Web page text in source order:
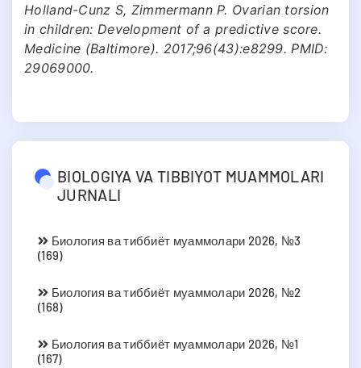
Holland-Cunz S, Zimmermann P. Ovarian torsion
in children: Development of a predictive score.
Medicine (Baltimore). 2017;96(43):e8299. PMID:
29069000.
BIOLOGIYA VA TIBBIYOT MUAMMOLARI
JURNALI
Биология ва тиббиёт муаммолари 2026, №3
(169)
Биология ва тиббиёт муаммолари 2026, №2
(168)
Биология ва тиббиёт муаммолари 2026, №1
(167)